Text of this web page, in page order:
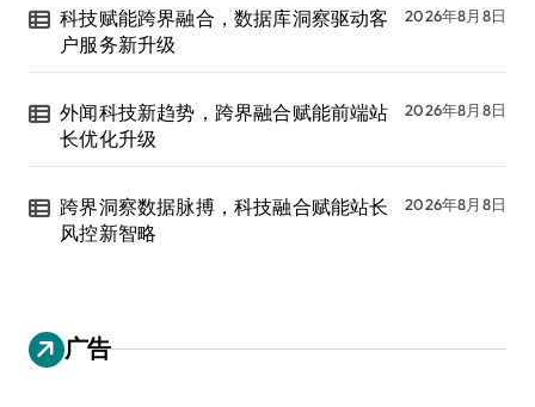
科技赋能跨界融合，数据库洞察驱动客
户服务新升级
2026年8月8日
外闻科技新趋势，跨界融合赋能前端站
长优化升级
2026年8月8日
跨界洞察数据脉搏，科技融合赋能站长
风控新智略
2026年8月8日
广告